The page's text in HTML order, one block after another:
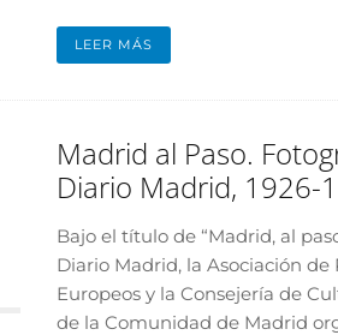
LEER MÁS
Madrid al Paso.
Diario Madrid, 1926-
Bajo el título de “Madrid, al
Diario Madrid, la Asociación de
Europeos y la Consejería de
de la Comunidad de Madrid